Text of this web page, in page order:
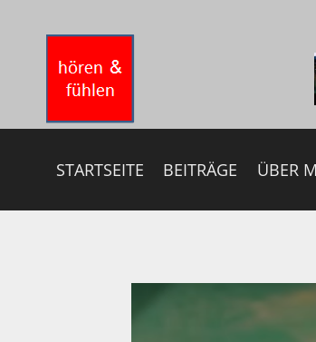
springen
STARTSEITE BEITRÄGE ÜBER